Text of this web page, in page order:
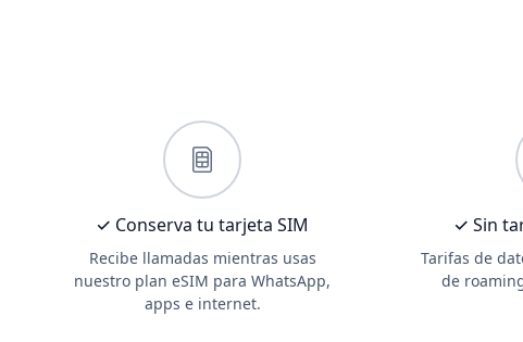
✓ Conserva tu tarjeta SIM
Recibe llamadas mientras usas
nuestro plan eSIM para WhatsApp,
apps e internet.
✓ Sin
Tarifas de
de